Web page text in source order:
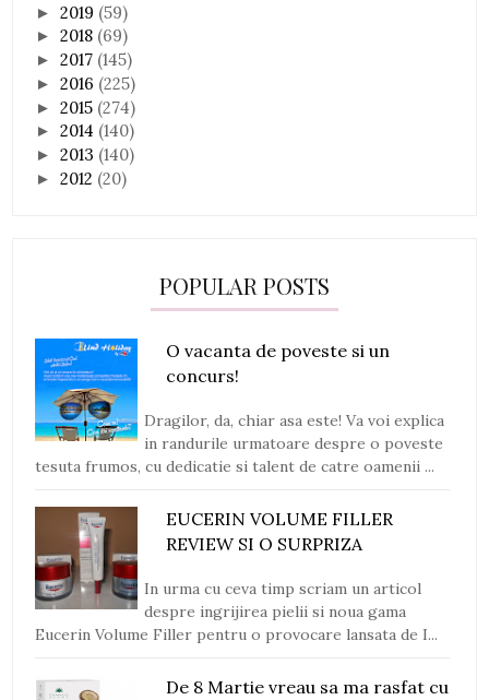
►2019 (59)
►2018 (69)
►2017 (145)
►2016 (225)
►2015 (274)
►2014 (140)
►2013 (140)
►2012 (20)
POPULAR POSTS
O vacanta de poveste si un
concurs!
Dragilor, da, chiar asa este! Va voi explica
in randurile urmatoare despre o poveste
tesuta frumos, cu dedicatie si talent de catre oamenii ...
EUCERIN VOLUME FILLER
REVIEW SI O SURPRIZA
In urma cu ceva timp scriam un articol
despre ingrijirea pielii si noua gama
Eucerin Volume Filler pentru o provocare lansata de I...
De 8 Martie vreau sa ma rasfat cu